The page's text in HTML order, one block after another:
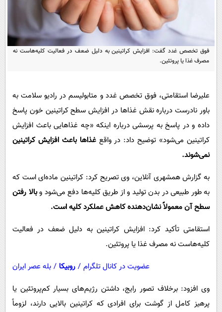
اخبار کریپتو
سرگرمی
باشگاه مغز
مجله تصویری سلاح
فیلم
اقتصاد
فناوری
گوناگون
حوادث
بین الملل
حیات وحش
عصر ایران 2
خواندنی ها و دیدنی ها
روانشناسی
آشپزی
دانلود
آموزش زبان
فوق تخصص غدد گفت: افزایش کراتینین به دلیل ضعف در فعالیت کلیه‌هاست نه
مصرف غذا یا پروتئین.
علیرضا استقامتی، فوق تخصص غدد و متابولیسم در رادیو سلامت به
باور نادرست درباره نقش غذاها در افزایش سطح کراتینین خون پاسخ
داده و در پاسخ به پرسشی درباره اینکه «چه غذاهایی باعث افزایش
کراتینین می‌شود» توضیح داد: در واقع غذاها باعث افزایش کراتینین
نمی‌شوند.
به گزارش همشهری آنلاین، وی تصریح کرد: کراتینین ماده‌ای است که
به طور طبیعی در بدن تولید و از طریق کلیه‌ها دفع می‌شود وبالا رفتن
سطح آن معمولاً نشان‌دهنده کاهش عملکرد کلیه است.
استقامتی تأکید کرد: افزایش کراتینین به دلیل ضعف در فعالیت
کلیه‌هاست نه مصرف غذا یا پروتئین.
عضویت در کانال تلگرام / روبیکا / بله عصر ایران
وی افزود: برخلاف تصور رایج، داشتن رژیم‌های بسیار کم‌پروتئین یا
پرهیز کامل از گوشت برای افرادی که کراتینین بالایی دارند، لزوماً